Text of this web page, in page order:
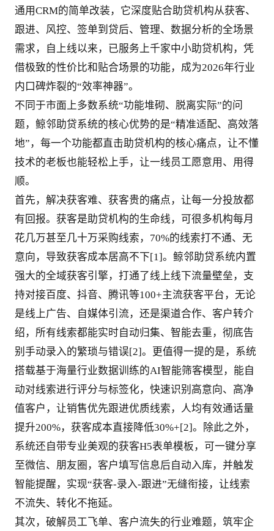
通用CRM的简单改装，它深度贴合助贷机构从获客、
跟进、风控、签单到贷后、管理、数据分析的全场景
需求，自上线以来，已服务上千家中小助贷机构，凭
借极致的性价比和贴合场景的功能，成为2026年行业
内口碑炸裂的“效率神器”。
不同于市面上多数系统“功能堆砌、脱离实际”的问
题，鲸邻助贷系统的核心优势的是“精准适配、高效落
地”，每一个功能都直击助贷机构的核心痛点，让不懂
技术的老板也能轻松上手，让一线员工愿意用、用得
顺。
首先，解决获客难、获客贵的痛点，让每一分投放都
有回报。获客是助贷机构的生命线，可很多机构每月
花几万甚至几十万采购线索，70%的线索打不通、无
意向，导致获客成本居高不下[1]。鲸邻助贷系统内置
强大的全域获客引擎，打通了线上线下流量壁垒，支
持对接百度、抖音、腾讯等100+主流获客平台，无论
是线上广告、自媒体引流，还是渠道合作、客户转介
绍，所有线索都能实时自动归集、智能去重，彻底告
别手动录入的繁琐与错误[2]。更值得一提的是，系统
搭载基于海量行业数据训练的AI智能筛客模型，能自
动对线索进行评分与标签化，快速识别高意向、高净
值客户，让销售优先跟进优质线索，人均有效通话量
提升200%，获客成本直接降低30%+[2]。除此之外，
系统还自带专业美观的获客H5表单模板，可一键分享
至微信、朋友圈，客户填写信息后自动入库，并触发
智能提醒，实现“获客-录入-跟进”无缝衔接，让线索
不流失、转化不拖延。
其次，破解员工飞单、客户流失的行业难题，筑牢企